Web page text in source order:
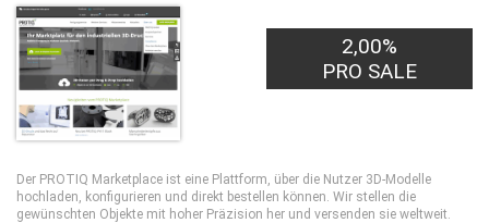
2,00%
PRO SALE
Der PROTIQ Marketplace ist eine Plattform, über die Nutzer 3D-Modelle
hochladen, konfigurieren und direkt bestellen können. Wir stellen die
gewünschten Objekte mit hoher Präzision her und versenden sie weltweit.